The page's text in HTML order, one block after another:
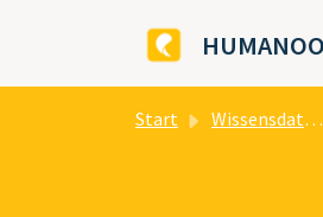
HUMANOO
Start Wissensdatenbank